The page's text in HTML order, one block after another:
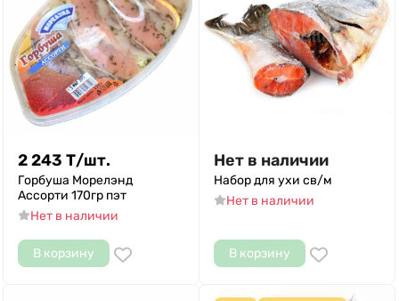
2 243 Т/шт.
Горбуша Морелэнд
Ассорти 170гр пэт
Нет в наличии
В корзину
Нет в наличии
Набор для ухи св/м
Нет в наличии
В корзину